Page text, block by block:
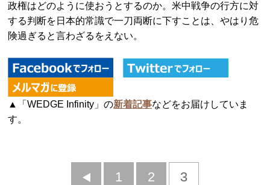
政権はどのように使おうとするのか。米中戦争の行方に対
する判断を日本的常識で一刀両断に下すことは、やはり危
険過ぎると言わざるをえない。
▲「WEDGE Infinity」の新着記事などをお届けしていま
す。
前
1 2 3